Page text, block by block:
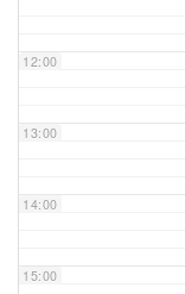
12:00
13:00
14:00
15:00